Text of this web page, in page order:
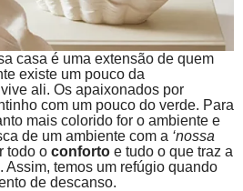
casa é uma extensão de quem
existe um pouco da
ali. Os apaixonados por
com um pouco do verde. Para
mais colorido for o ambiente e
de um ambiente com a ‘nossa
todo o conforto e tudo o que traz a
. Assim, temos um refúgio quando
de descanso.